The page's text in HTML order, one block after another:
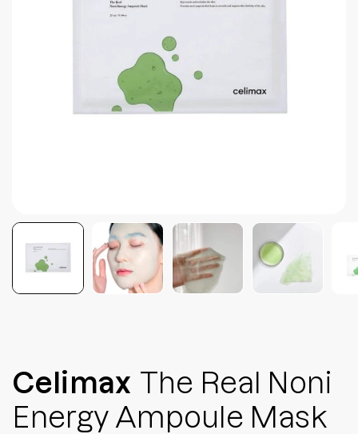
Parche para granitos
Rastrear mi Pedido
Parches para granitos internos
Celimax The Real Noni
Energy Ampoule Mask